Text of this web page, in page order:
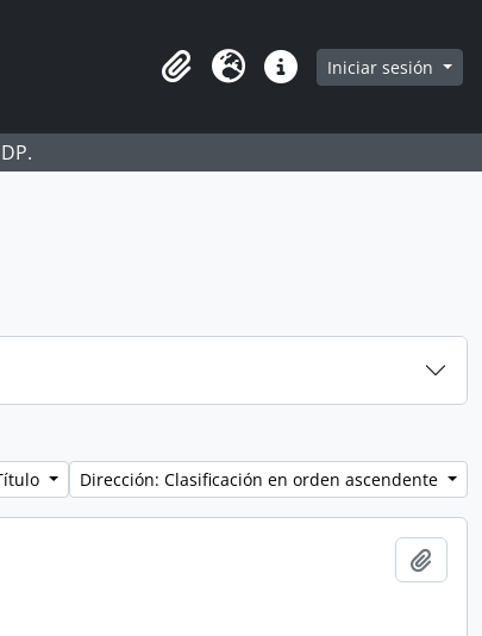
Portapapeles
Idioma Enlaces rápidos
Iniciar sesión
Dirección: Clasificación en orden ascendente